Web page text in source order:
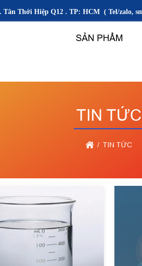
Thới Hiệp Q12 . TP: HCM ( Tel/zalo,
SẢN PHẨM
TIN TỨC
TIN TỨC